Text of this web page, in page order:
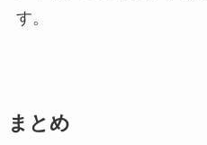
す。
まとめ